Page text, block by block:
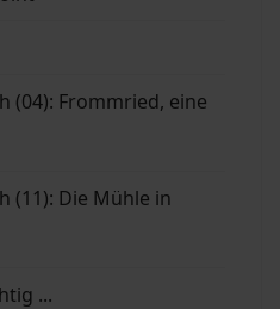
(04): Frommried, eine
(11): Die Mühle in
...